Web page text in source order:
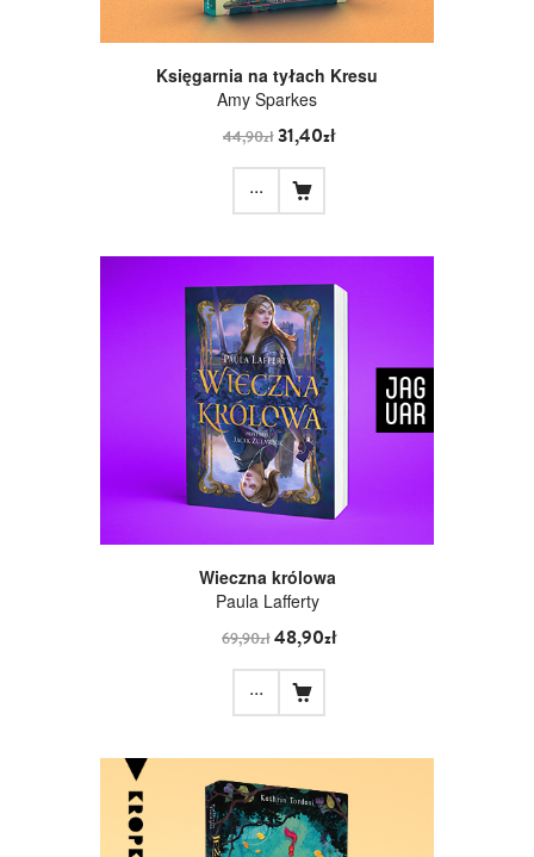
Księgarnia na tyłach Kresu
Amy Sparkes
44,90zł31,40zł
...
Wieczna królowa
Paula Lafferty
69,90zł48,90zł
...